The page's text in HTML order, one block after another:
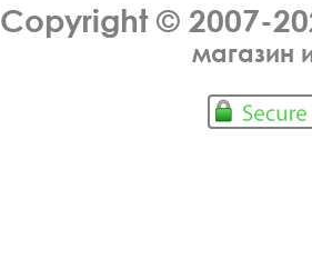
Copyright © 2007-
магазин